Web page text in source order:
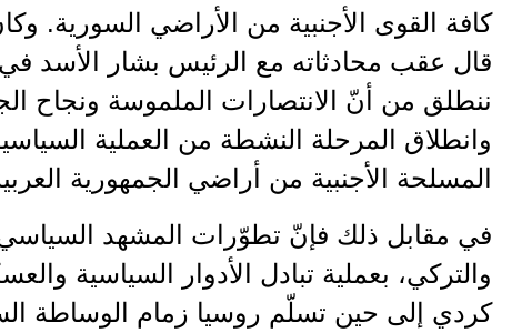
كافة القوى الأجنبية من الأراضي السورية.
ننطلق من أنّ الانتصارات الملموسة ونجاح
وانطلاق المرحلة النشطة من العملية
المسلحة الأجنبية من أراضي الجمهورية
في مقابل ذلك فإنّ تطوّرات المشهد
والتركي، بعملية تبادل الأدوار السياسية
كردي إلى حين تسلّم روسيا زمام الوساطة